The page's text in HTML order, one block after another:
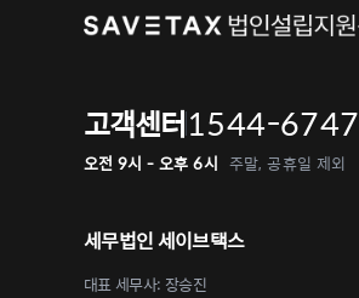
고객센터1544-6747
오전 9시 - 오후 6시 주말, 공휴일 제외
세무법인 세이브택스
대표 세무사: 장승진